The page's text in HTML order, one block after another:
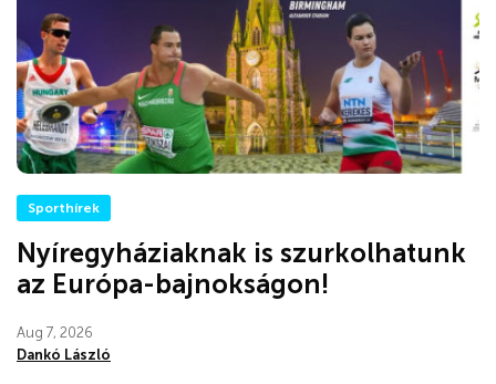
Sporthírek
Nyíregyháziaknak is szurkolhatunk
az Európa-bajnokságon!
Aug 7, 2026
Dankó László